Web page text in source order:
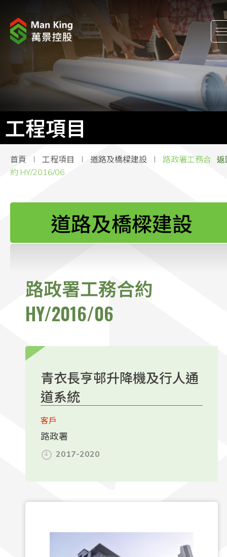
工程項目
首頁 工程項目 道路及橋樑建設
路政署工務合
約 HY/2016/06
返
道路及橋樑建設
路政署工務合約
HY/2016/06
青衣長亨邨升降機及行人通
道系統
客戶
路政署
2017-2020
關於我們
股東關係
工程項目
企業消息
企業社會責任